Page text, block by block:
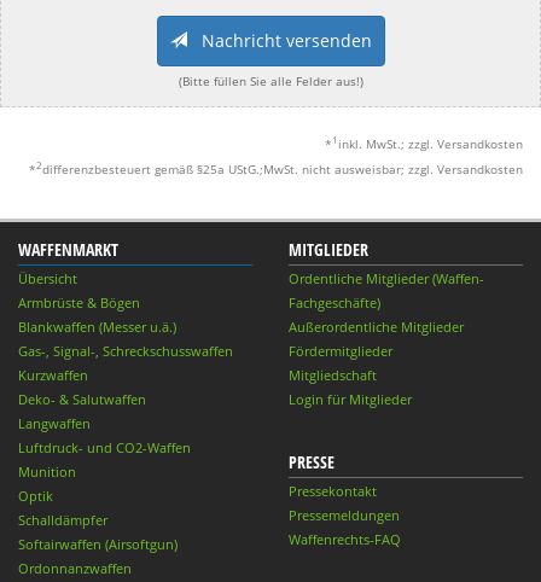
Nachricht versenden
(Bitte füllen Sie alle Felder aus!)
* 1 inkl. MwSt.; zzgl. Versandkosten
*2differenzbesteuert gemäß §25a UStG.;MwSt. nicht ausweisbar; zzgl. Versandkosten
WAFFENMARKT
Übersicht
Armbrüste & Bögen
Blankwaffen (Messer u.ä.)
Gas-, Signal-, Schreckschusswaffen
Kurzwaffen
Deko- & Salutwaffen
Langwaffen
Luftdruck- und CO2-Waffen
Munition
Optik
Schalldämpfer
Softairwaffen (Airsoftgun)
Ordonnanzwaffen
MITGLIEDER
Ordentliche Mitglieder (Waffen-
Fachgeschäfte)
Außerordentliche Mitglieder
Fördermitglieder
Mitgliedschaft
Login für Mitglieder
PRESSE
Pressekontakt
Pressemeldungen
Waffenrechts-FAQ